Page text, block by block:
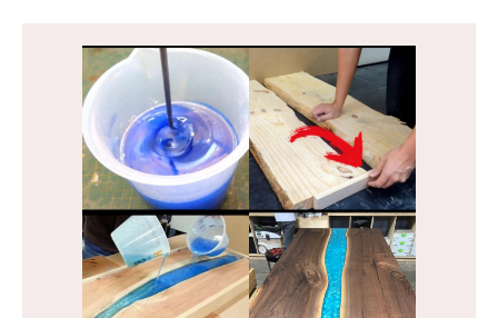
inovadoras
resinadas.